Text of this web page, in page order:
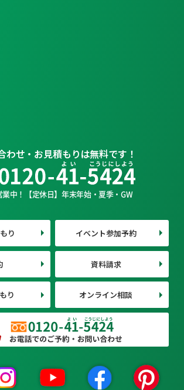
わせ・お見積もりは無料です！
業中！【定休日】年末年始・夏季・GW
り イベント参加予約
資料請求
り オンライン相談